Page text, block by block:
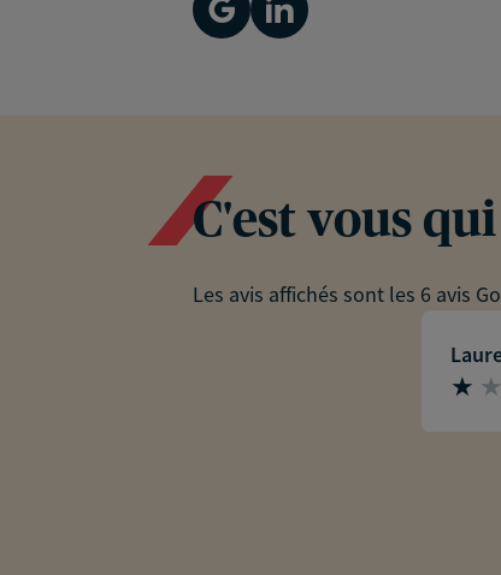
C'est vous
Les avis affichés sont les 6 avis